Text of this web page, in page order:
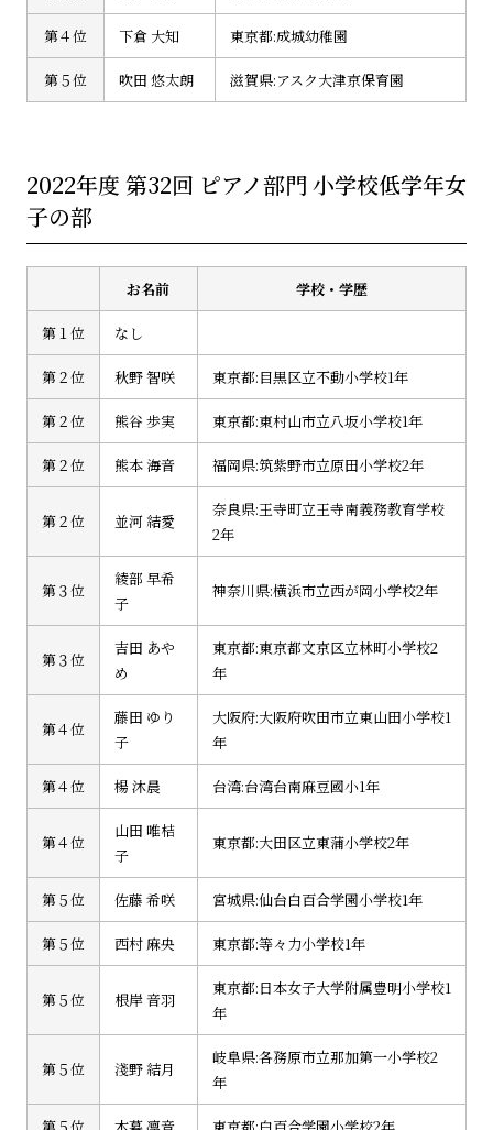
第４位 下倉 大知 東京都:成城幼稚園
第５位 吹田 悠太朗 滋賀県:アスク大津京保育園
2022年度 第32回 ピアノ部門 小学校低学年女
子の部
お名前 学校・学歴
第１位 なし
第２位 秋野 智咲 東京都:目黒区立不動小学校1年
第２位 熊谷 歩実 東京都:東村山市立八坂小学校1年
第２位 熊本 海音 福岡県:筑紫野市立原田小学校2年
第２位 並河 結愛
奈良県:王寺町立王寺南義務教育学校
2年
第３位
綾部 早希
子
神奈川県:横浜市立西が岡小学校2年
第３位
吉田 あや
め
東京都:東京都文京区立林町小学校2
年
第４位
藤田 ゆり
子
大阪府:大阪府吹田市立東山田小学校1
年
第４位 楊 沐晨 台湾:台湾台南麻豆國小1年
第４位
山田 唯桔
子
東京都:大田区立東蒲小学校2年
第５位 佐藤 希咲 宮城県:仙台白百合学園小学校1年
第５位 西村 麻央 東京都:等々力小学校1年
第５位 根岸 音羽
東京都:日本女子大学附属豊明小学校1
年
第５位 淺野 結月
岐阜県:各務原市立那加第一小学校2
年